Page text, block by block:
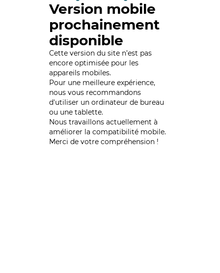
Version mobile
prochainement
disponible
Cette version du site n’est pas
encore optimisée pour les
appareils mobiles.
Pour une meilleure expérience,
nous vous recommandons
d'utiliser un ordinateur de bureau
ou une tablette.
Nous travaillons actuellement à
améliorer la compatibilité mobile.
Merci de votre compréhension !